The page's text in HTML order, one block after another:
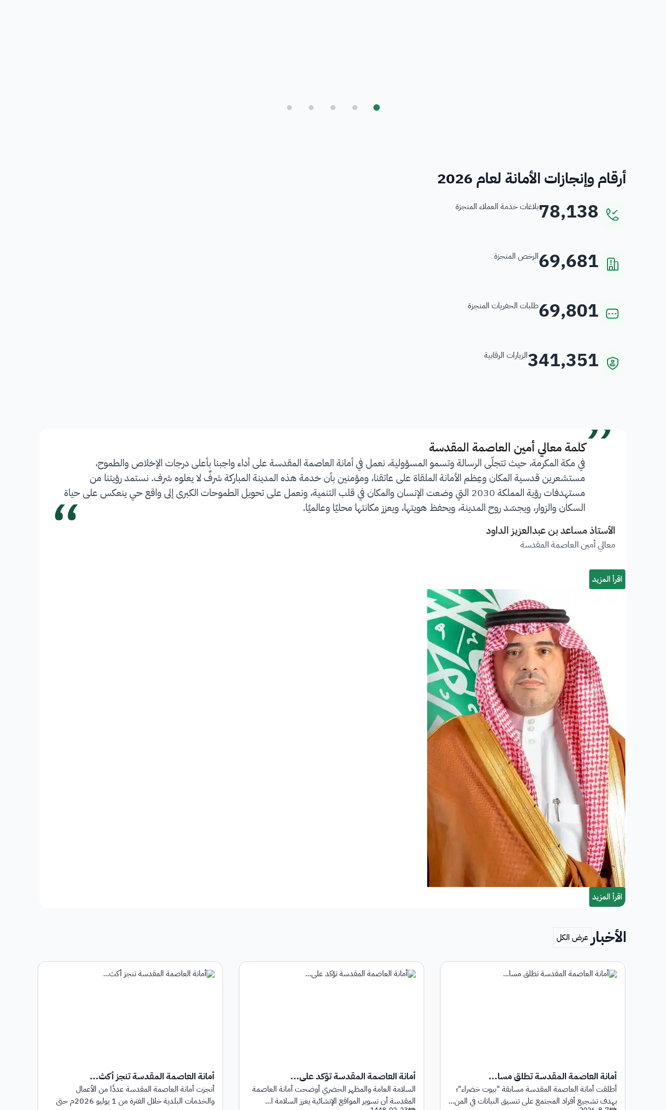
أرقام وإنجازات الأمانة لعام 2026
78,138بلاغات خدمة العملاء المنجزة
69,681الرخص المنجزة
69,801طلبات الحفريات المنجزة
341,351الزيارات الرقابية
”كلمة معالي أمين العاصمة المقدسة
في مكة المكرمة، حيث تتجلّى الرسالة وتسمو المسؤولية، نعمل في أمانة العاصمة المقدسة على أداء واجبنا بأعلى درجات الإخلاص والطموح،
مستشعرين قدسية المكان وعِظم الأمانة الملقاة على عاتقنا، ومؤمنين بأن خدمة هذه المدينة المباركة شرفٌ لا يعلوه شرف. نستمد رؤيتنا من
مستهدفات رؤية المملكة 2030 التي وضعت الإنسان والمكان في قلب التنمية، ونعمل على تحويل الطموحات الكبرى إلى واقع حي ينعكس على حياة
السكان والزوار، ويجسّد روح المدينة، ويحفظ هويتها، ويعزز مكانتها محليًا وعالميًا.
الأستاذ مساعد بن عبدالعزيز الداود
معالي أمين العاصمة المقدسة “
الأخبار
أمانة العاصمة المقدسة تطلق مسا...
أطلقت أمانة العاصمة المقدسة مسابقة "بيوت خضراء"؛
بهدف تشجيع أفراد المجتمع على تنسيق النباتات في المن...
أمانة العاصمة المقدسة تؤكد على...
السلامة العامة والمظهر الحضري أوضحت أمانة العاصمة
المقدسة أن تسوير المواقع الإنشائية يعزز السلامة ا...
أمانة العاصمة المقدسة تنجز أكث...
أنجزت أمانة العاصمة المقدسة عددًا من الأعمال
والخدمات البلدية خلال الفترة من 1 يوليو 2026م حتى